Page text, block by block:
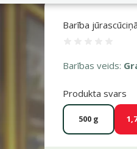
Barība
Barības veids:
Produkta svars
500 g